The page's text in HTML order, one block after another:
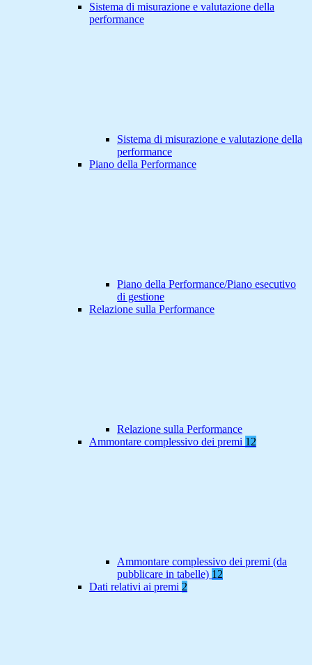
Sistema di misurazione e valutazione della
performance
Sistema di misurazione e valutazione della
performance
Piano della Performance
Piano della Performance/Piano esecutivo
di gestione
Relazione sulla Performance
Relazione sulla Performance
Ammontare complessivo dei premi 12
Ammontare complessivo dei premi (da
pubblicare in tabelle) 12
Dati relativi ai premi 2